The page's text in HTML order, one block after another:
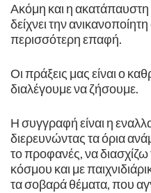
Ακόμη και η
δείχνει την
περισσότερη επαφή.
Οι πράξεις μας είναι ο
διαλέγουμε να ζήσουμε.
Η συγγραφή είναι η
διερευνώντας τα όρια
το προφανές, να
κόσμου και με
τα σοβαρά θέματα, που